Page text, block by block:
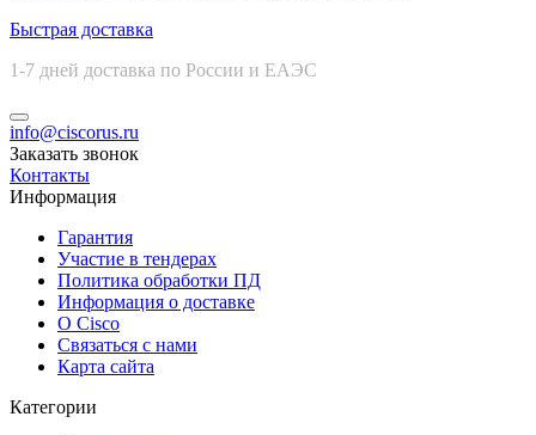
Быстрая доставка
1-7 дней доставка по России и ЕАЭС
info@ciscorus.ru
Заказать звонок
Контакты
Информация
Гарантия
Участие в тендерах
Политика обработки ПД
Информация о доставке
О Cisco
Связаться с нами
Карта сайта
Категории